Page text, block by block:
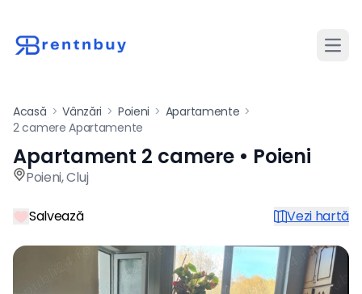
Acasă > Vânzări > Poieni > Apartamente >
2 camere Apartamente
Apartament de vânzare cu
Apartament 2 camere • Poieni
Poieni,Cluj
Salvează Vezi hartă